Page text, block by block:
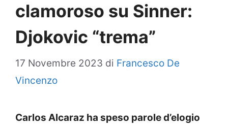
clamoroso su Sinner:
Djokovic “trema”
17 Novembre 2023 di Francesco De
Vincenzo
Carlos Alcaraz ha speso parole d’elogio